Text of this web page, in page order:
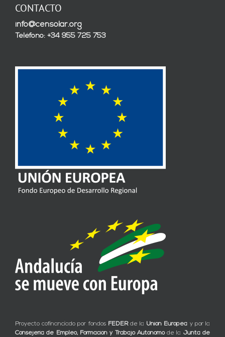
CONTACTO
info@censolar.org
Teléfono: +34 955 725 753
Proyecto cofinanciado por fondos FEDERde la Unión Europea y por la
Consejería de Empleo, Formación y Trabajo Autónomode la Junta de